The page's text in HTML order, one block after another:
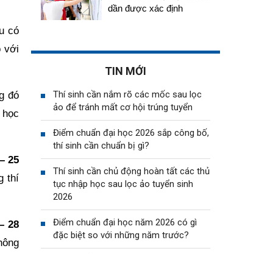
có
với
đó
25
thí
28
dần được xác định
TIN MỚI
Thí sinh cần nắm rõ các mốc sau lọc
ảo để tránh mất cơ hội trúng tuyển
Điểm chuẩn đại học 2026 sắp công bố,
thí sinh cần chuẩn bị gì?
Thí sinh cần chủ động hoàn tất các thủ
tục nhập học sau lọc ảo tuyển sinh
2026
Điểm chuẩn đại học năm 2026 có gì
đặc biệt so với những năm trước?